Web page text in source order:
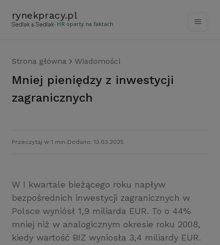
rynekpracy.pl
- HR oparty na faktach
Strona główna Wiadomości
Mniej pieniędzy z inwestycji
zagranicznych
Przeczytaj w 1 min. Dodano: 13.03.2025
W I kwartale bieżącego roku napływ
bezpośrednich inwestycji zagranicznych w
Polsce wyniósł 1,9 miliarda EUR. To o 44%
mniej niż w analogicznym okresie roku 2008,
kiedy wartość BIZ wyniosła 3,4 miliardy EUR.